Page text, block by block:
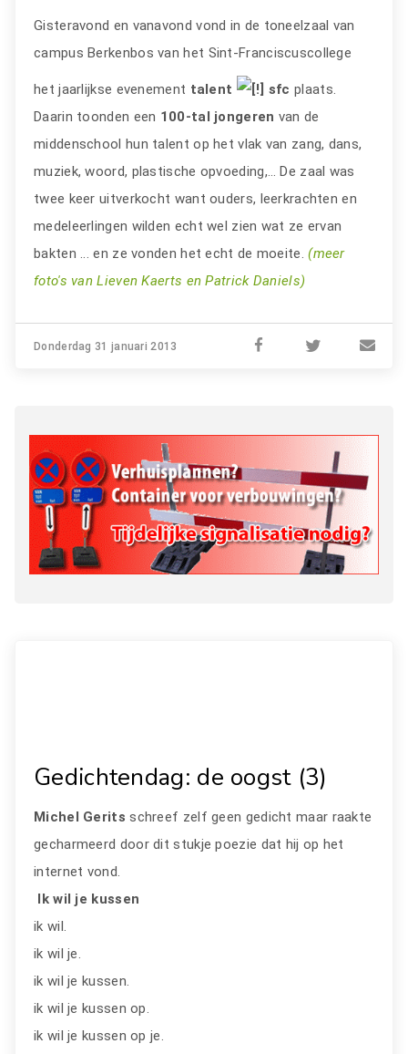
Gisteravond en vanavond vond in de toneelzaal van
campus Berkenbos van het Sint-Franciscuscollege
het jaarlijkse evenement talent sfcplaats.
Daarin toonden een 100-tal jongeren van de
middenschool hun talent op het vlak van zang, dans,
muziek, woord, plastische opvoeding,… De zaal was
twee keer uitverkocht want ouders, leerkrachten en
medeleerlingen wilden echt wel zien wat ze ervan
bakten ... en ze vonden het echt de moeite.(meer
foto's van Lieven Kaerts en Patrick Daniels)
Donderdag 31 januari 2013
Gedichtendag: de oogst (3)
Michel Gerits schreef zelf geen gedicht maar raakte
gecharmeerd door dit stukje poezie dat hij op het
internet vond.
Ik wil je kussen
ik wil.
ik wil je.
ik wil je kussen.
ik wil je kussen op.
ik wil je kussen op je.